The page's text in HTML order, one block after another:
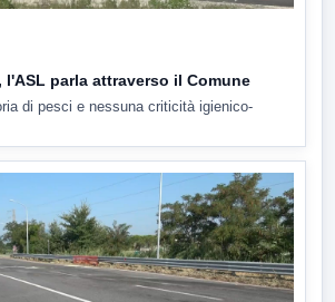
l'ASL parla attraverso il Comune
di pesci e nessuna criticità igienico-